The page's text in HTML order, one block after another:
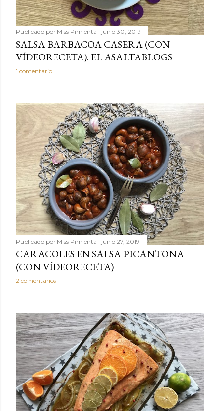
Publicado por Miss Pimienta junio 30, 2019
SALSA BARBACOA CASERA (CON
VÍDEORECETA). EL ASALTABLOGS
1 comentario
Publicado por Miss Pimienta junio 27, 2019
CARACOLES EN SALSA PICANTONA
(CON VÍDEORECETA)
2 comentarios